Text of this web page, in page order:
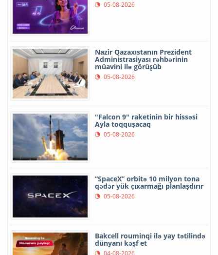
05-08-2026
Nazir Qazaxıstanın Prezident
Administrasiyası rəhbərinin
müavini ilə görüşüb
05-08-2026
"Falcon 9" raketinin bir hissəsi
Ayla toqquşacaq
05-08-2026
“SpaceX” orbitə 10 milyon tona
qədər yük çıxarmağı planlaşdırır
05-08-2026
Bakcell rouminqi ilə yay tətilində
dünyanı kəşf et